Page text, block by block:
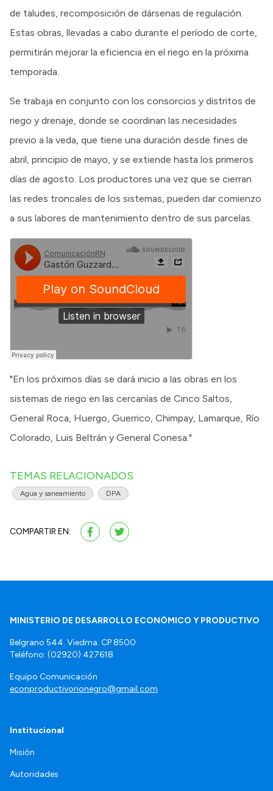
de taludes, recomposición de dársenas de regulación.
Estas obras, llevadas a cabo durante el período de corte,
permitirán mejorar la eficiencia en el riego en la próxima
temporada.
Se trabaja en conjunto con los consorcios y distritos de
riego y drenaje, donde se coordinan las necesidades
previo a la veda, que tiene una duración desde fines de
abril, principio de mayo, y se extiende hasta los primeros
días de agosto. Los productores una vez que se cierran
las redes troncales de los sistemas, pueden dar comienzo
a sus labores de mantenimiento dentro de sus parcelas.
"En los próximos días se dará inicio a las obras en los
sistemas de riego en las cercanías de Cinco Saltos,
General Roca, Huergo, Guerrico, Chimpay, Lamarque, Río
Colorado, Luis Beltrán y General Conesa."
TEMAS RELACIONADOS
Agua y saneamiento DPA
COMPARTIR EN:
MINISTERIO DE DESARROLLO ECONÓMICO Y PRODUCTIVO
Belgrano 544. Viedma. CP 8500
Teléfono: (02920) 427618
Equipo Comunicación
econproductivorionegro@gmail.com
Institucional
Misión
Autoridades